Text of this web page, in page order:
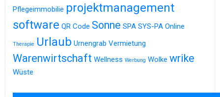
Pflegeimmobilie projektmanagement
software QR Code Sonne SPA SYS-PA Online
Therapie Urlaub Urnengrab Vermietung
Warenwirtschaft Wellness Werbung Wolke wrike
Wüste